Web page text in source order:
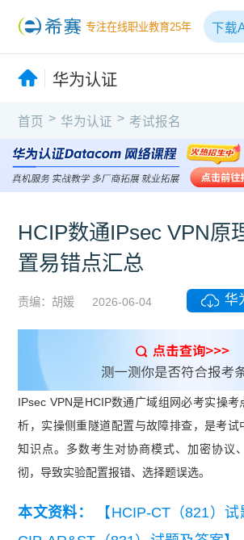
专注在线职业教育25年 下载
华为认证
首页 > 华为认证 > 考试报名
HCIP数通IPsec VPN原
置易错点汇总
责编：胡媛 2026-06-04 华
IPsec VPN是HCIP数通广域组网必考实操
析，实操侧重隧道配置与故障排查，是考试
知识点。多数考生对协商模式、加密协议
彻，导致实验配置报错、选择题误选。
本文资料： 【HCIP-CT（821）试